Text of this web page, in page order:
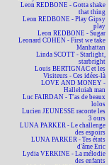
Leon REDBONE - Gotta shake
that thing
Leon REDBONE - Play Gipsy
play
Leon REDBONE - Sugar
Leonard COHEN - First we take
Manhattan
Linda SCOTT - Starlight,
starbright
Louis BERTIGNAC et les
Visiteurs - Ces idées-là
LOVE AND MONEY -
Halleluiah man
Luc FAIRDAN - T'as de beaux
lolos
Lucien JEUNESSE raconte les
3 ours
LUNA PARKER - Le challenge
des espoirs
LUNA PARKER - Tes états
d'âme Eric
Lydia VERKINE - La mélodie
des enfants